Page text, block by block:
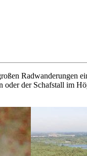
Radwanderungen
der Schafstall im